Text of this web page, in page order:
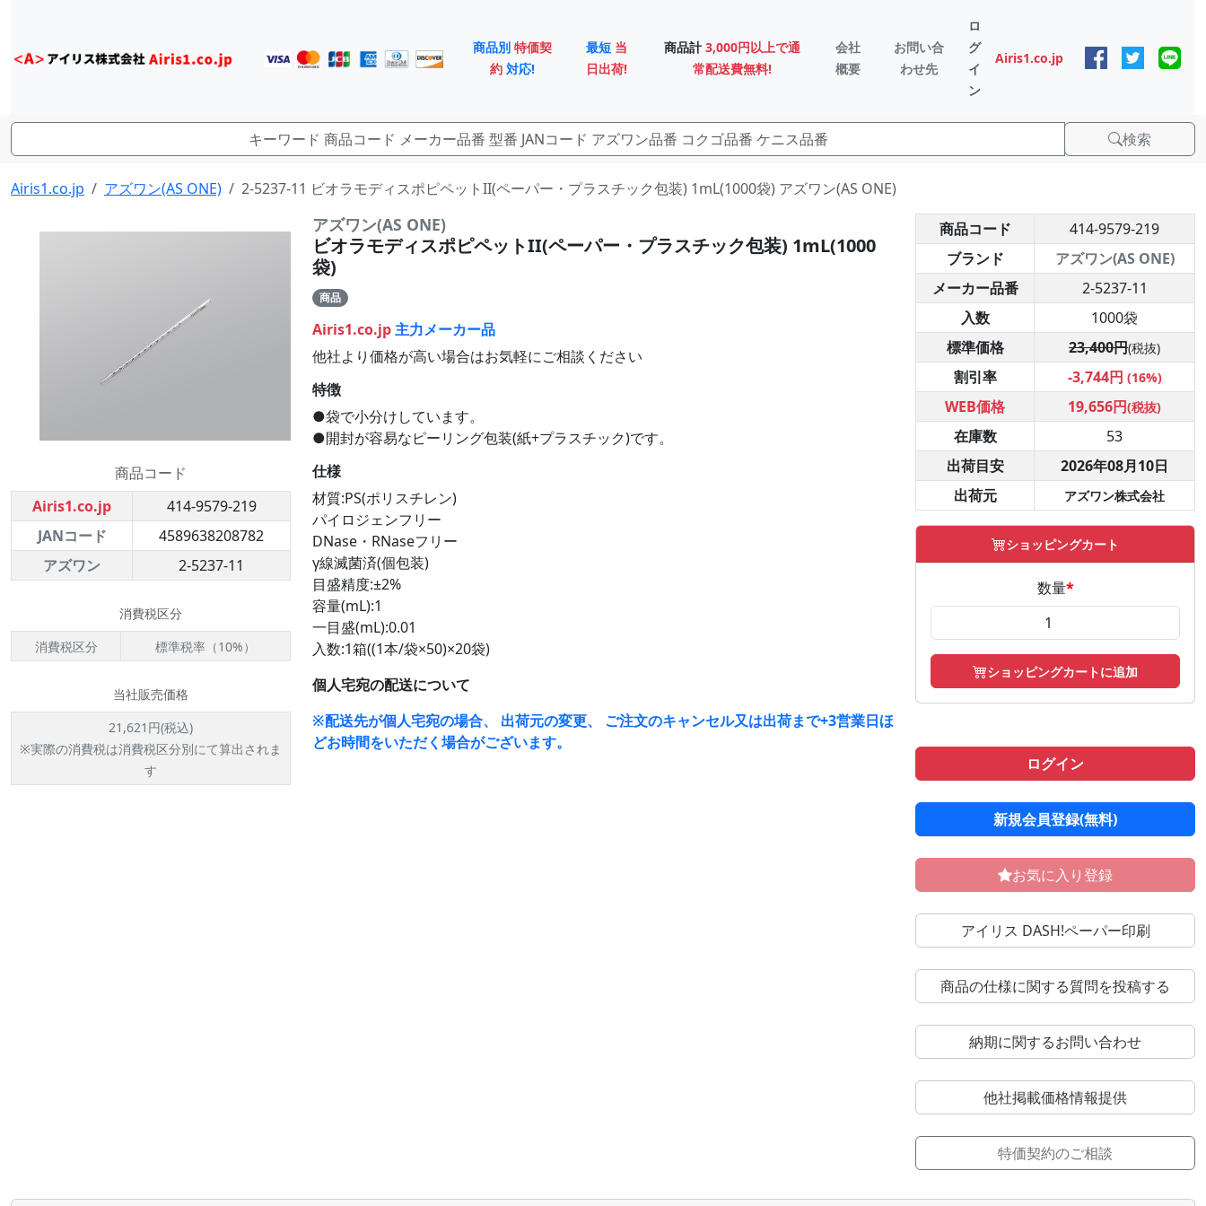
商品別 特価契
約 対応!
最短 当
日出荷!
商品計 3,000円以上で通
常配送費無料!
会社
概要
お問い合
わせ先
ロ
グ
イ
ン
Airis1.co.jp
検索
Airis1.co.jp アズワン(AS ONE) 2-5237-11 ビオラモディスポピペットII(ペーパー・プラスチック包装) 1mL(1000袋) アズワン(AS ONE)
商品コード
Airis1.co.jp
414-9579-219
JANコード
4589638208782
アズワン
2-5237-11
消費税区分
消費税区分
標準税率（10%）
当社販売価格
21,621円(税込)
※実際の消費税は消費税区分別にて算出されま
す
アズワン(AS ONE)
ビオラモディスポピペットII(ペーパー・プラスチック包装) 1mL(1000
袋)
商品
Airis1.co.jp主力メーカー品
他社より価格が高い場合はお気軽にご相談ください
特徴
●袋で小分けしています。
●開封が容易なピーリング包装(紙+プラスチック)です。
仕様
材質:PS(ポリスチレン)
パイロジェンフリー
DNase・RNaseフリー
γ線滅菌済(個包装)
目盛精度:±2%
容量(mL):1
一目盛(mL):0.01
入数:1箱((1本/袋×50)×20袋)
個人宅宛の配送について
※配送先が個人宅宛の場合、 出荷元の変更、 ご注文のキャンセル又は出荷まで+3営業日ほ
どお時間をいただく場合がございます。
商品コード
414-9579-219
ブランド
アズワン(AS ONE)
メーカー品番
2-5237-11
入数
1000袋
標準価格
23,400円(税抜)
割引率 -3,744円 (16%)
WEB価格 19,656円(税抜)
在庫数
53
出荷目安
2026年08月10日
出荷元
アズワン株式会社
ショッピングカート
数量*
ショッピングカートに追加
ログイン
新規会員登録(無料)
お気に入り登録
アイリス DASH!ペーパー印刷
商品の仕様に関する質問を投稿する
納期に関するお問い合わせ
他社掲載価格情報提供
特価契約のご相談